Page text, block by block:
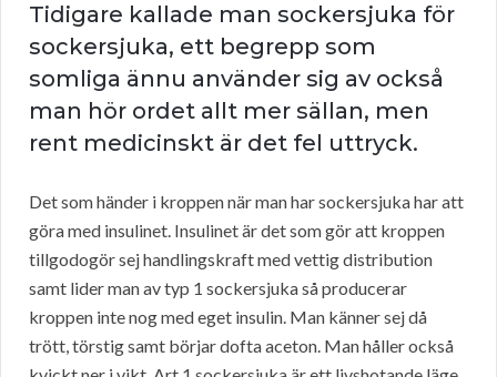
Tidigare kallade man sockersjuka för
sockersjuka, ett begrepp som
somliga ännu använder sig av också
man hör ordet allt mer sällan, men
rent medicinskt är det fel uttryck.
Det som händer i kroppen när man har sockersjuka har att
göra med insulinet. Insulinet är det som gör att kroppen
tillgodogör sej handlingskraft med vettig distribution
samt lider man av typ 1 sockersjuka så producerar
kroppen inte nog med eget insulin. Man känner sej då
trött, törstig samt börjar dofta aceton. Man håller också